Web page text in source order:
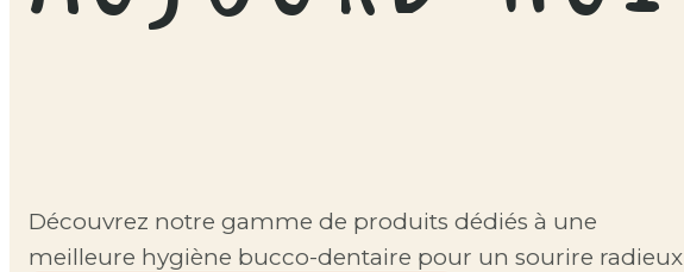
Découvrez notre gamme de produits dédiés à une
meilleure hygiène bucco-dentaire pour un sourire radieux